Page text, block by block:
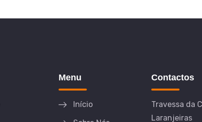
Menu
Início
Contactos
Travessa da
Laranjeiras